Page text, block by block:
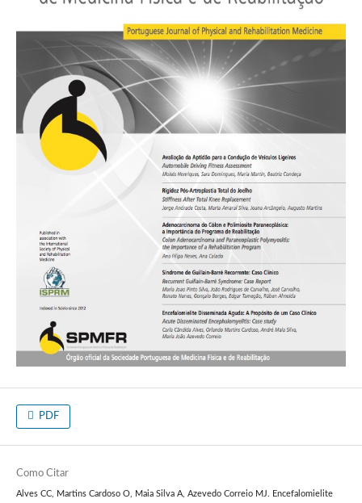
PDF
Como Citar
Alves CC, Martins Cardoso O, Maia Silva A, Azevedo Correio MJ. Encefalomielite